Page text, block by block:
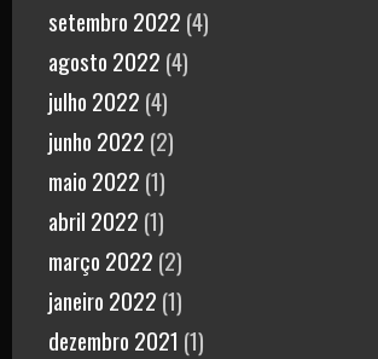
setembro 2022 (4)
agosto 2022 (4)
julho 2022 (4)
junho 2022 (2)
maio 2022 (1)
abril 2022 (1)
março 2022 (2)
janeiro 2022 (1)
dezembro 2021 (1)